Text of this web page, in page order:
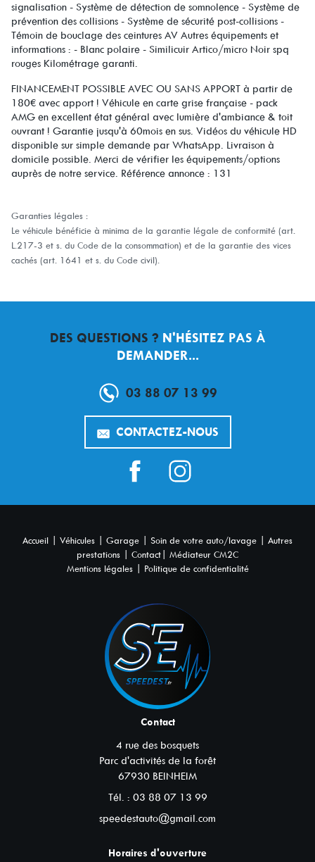
signalisation - Système de détection de somnolence - Système de
prévention des collisions - Système de sécurité post-collisions -
Témoin de bouclage des ceintures AV Autres équipements et
informations : - Blanc polaire - Similicuir Artico/micro Noir spq
rouges Kilométrage garanti.
FINANCEMENT POSSIBLE AVEC OU SANS APPORT à partir de
180€ avec apport ! Véhicule en carte grise française - pack
AMG en excellent état général avec lumière d'ambiance & toit
ouvrant ! Garantie jusqu'à 60mois en sus. Vidéos du véhicule HD
disponible sur simple demande par WhatsApp. Livraison à
domicile possible. Merci de vérifier les équipements/options
auprès de notre service. Référence annonce : 131
Garanties légales :
Le véhicule bénéficie à minima de la garantie légale de conformité (art.
L.217-3 et s. du Code de la consommation) et de la garantie des vices
cachés (art. 1641 et s. du Code civil).
DES QUESTIONS ? N'HÉSITEZ PAS À
DEMANDER...
03 88 07 13 99
CONTACTEZ-NOUS
Accueil | Véhicules | Garage | Soin de votre auto/lavage | Autres
prestations | Contact | Médiateur CM2C
Mentions légales | Politique de confidentialité
Contact
4 rue des bosquets
Parc d'activités de la forêt
67930 BEINHEIM
Tél. : 03 88 07 13 99
speedestauto@gmail.com
Horaires d'ouverture